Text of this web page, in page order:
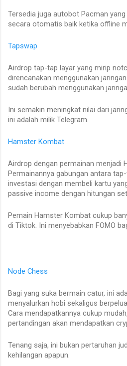
Tersedia juga autobot Pacman
secara otomatis baik ketika offline
Tapswap
Airdrop tap-tap layar yang mirip
direncanakan menggunakan
sudah berubah menggunakan
Ini semakin meningkat nilai dari
ini adalah milik Telegram.
Hamster Kombat
Airdrop dengan permainan menjadi
Permainannya gabungan antara
investasi dengan membeli kartu
passive income dengan hitungan
Pemain Hamster Kombat cukup
di Tiktok. Ini menyebabkan FOMO
Node Chess
Bagi yang suka bermain catur, ini
menyalurkan hobi sekaligus
Cara mendapatkannya cukup
pertandingan akan mendapatkan
Tenang saja, ini bukan pertaruhan
kehilangan apapun.